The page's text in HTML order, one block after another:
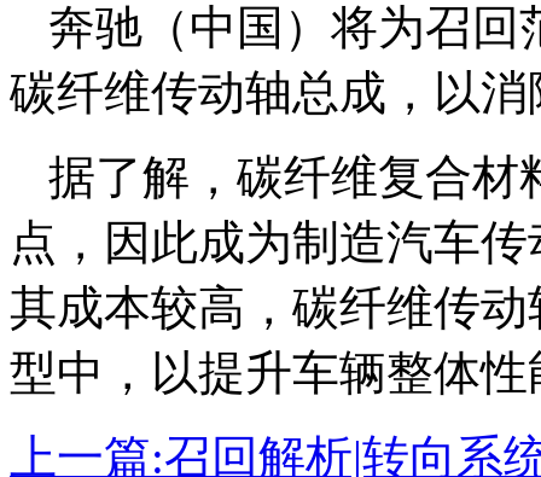
奔驰（中国）将为召回
碳纤维传动轴总成，以
据了解，碳纤维复合材
点，因此成为制造汽车
其成本较高，碳纤维传
型中，以提升车辆整体
上一篇:召回解析|转向系